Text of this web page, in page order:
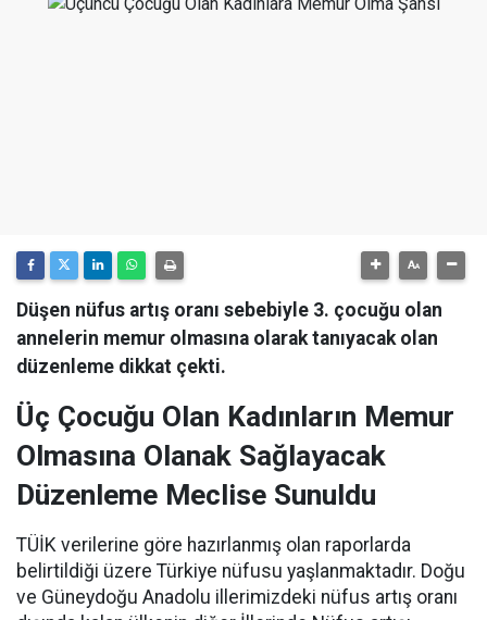
Düşen nüfus artış oranı sebebiyle 3. çocuğu olan
annelerin memur olmasına olarak tanıyacak olan
düzenleme dikkat çekti.
Üç Çocuğu Olan Kadınların Memur
Olmasına Olanak Sağlayacak
Düzenleme Meclise Sunuldu
TÜİK verilerine göre hazırlanmış olan raporlarda
belirtildiği üzere Türkiye nüfusu yaşlanmaktadır. Doğu
ve Güneydoğu Anadolu illerimizdeki nüfus artış oranı